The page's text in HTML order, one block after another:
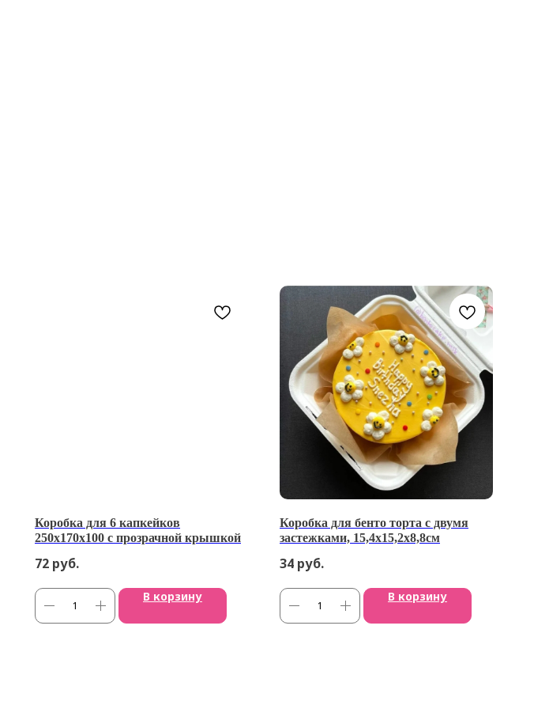
Коробка для 6 капкейков
250x170x100 с прозрачной крышкой
72 руб.
В корзину
Коробка для бенто торта с двумя
застежками, 15,4х15,2х8,8см
34 руб.
В корзину